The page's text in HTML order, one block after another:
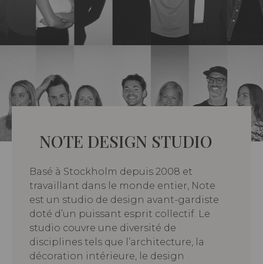
NOTE DESIGN STUDIO
Basé à Stockholm depuis 2008 et
travaillant dans le monde entier, Note
est un studio de design avant-gardiste
doté d’un puissant esprit collectif. Le
studio couvre une diversité de
disciplines tels que l’architecture, la
décoration intérieure, le design